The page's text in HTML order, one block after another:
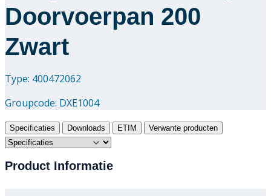
Doorvoerpan 200
Zwart
Type: 400472062
Groupcode: DXE1004
Specificaties Downloads ETIM Verwante producten
Product Informatie